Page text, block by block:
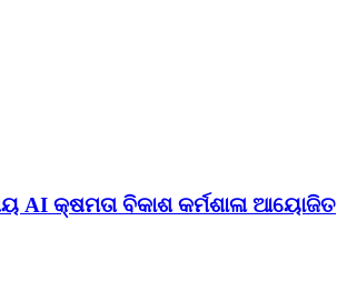
କ୍ଷମତା ବିକାଶ କର୍ମଶାଳା ଆୟୋଜିତ